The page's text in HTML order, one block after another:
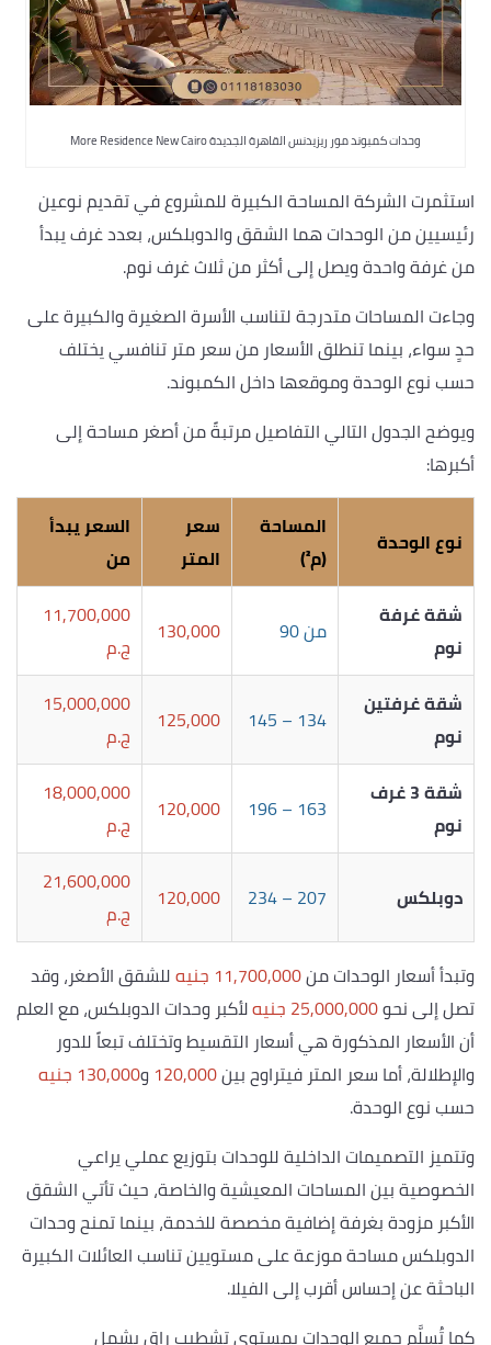
وحدات كمبوند مور ريزيدنس القاهرة الجديدة More Residence New Cairo
استثمرت الشركة المساحة الكبيرة للمشروع في تقديم نوعين
رئيسيين من الوحدات هما الشقق والدوبلكس، بعدد غرف يبدأ
من غرفة واحدة ويصل إلى أكثر من ثلاث غرف نوم.
وجاءت المساحات متدرجة لتناسب الأسرة الصغيرة والكبيرة على
حدٍ سواء، بينما تنطلق الأسعار من سعر متر تنافسي يختلف
حسب نوع الوحدة وموقعها داخل الكمبوند.
ويوضح الجدول التالي التفاصيل مرتبةً من أصغر مساحة إلى
أكبرها:
نوع الوحدة
المساحة
(م²)
سعر
المتر
السعر يبدأ
من
شقة غرفة
نوم
من 90 130,000
11,700,000
ج.م
شقة غرفتين
نوم
134 – 145
125,000
15,000,000
ج.م
شقة 3 غرف
نوم
163 – 196
120,000
18,000,000
ج.م
دوبلكس 207 – 234
120,000
21,600,000
ج.م
وتبدأ أسعار الوحدات من11,700,000 جنيه
للشقق الأصغر، وقد
تصل إلى نحو25,000,000 جنيه
لأكبر وحدات الدوبلكس، مع العلم
أن الأسعار المذكورة هي أسعار التقسيط وتختلف تبعاً للدور
والإطلالة، أما سعر المتر فيتراوح بين120,000 و130,000 جنيه
حسب نوع الوحدة.
وتتميز التصميمات الداخلية للوحدات بتوزيع عملي يراعي
الخصوصية بين المساحات المعيشية والخاصة، حيث تأتي الشقق
الأكبر مزودة بغرفة إضافية مخصصة للخدمة، بينما تمنح وحدات
الدوبلكس مساحة موزعة على مستويين تناسب العائلات الكبيرة
الباحثة عن إحساس أقرب إلى الفيلا.
كما تُسلَّم جميع الوحدات بمستوى تشطيب راقٍ يشمل